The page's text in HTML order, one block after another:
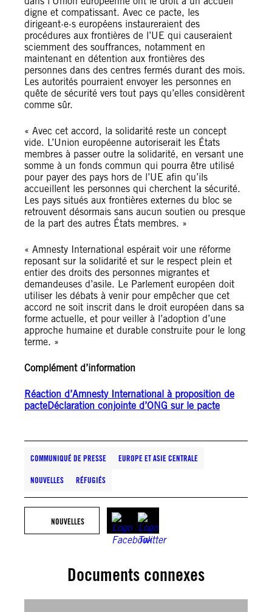
digne et compatissant. Avec ce pacte, les
dirigeant·e·s européens instaureraient des
procédures aux frontières de l’UE qui causeraient
sciemment des souffrances, notamment en
maintenant en détention aux frontières des
personnes dans des centres fermés durant des mois.
Les autorités pourraient envoyer les personnes en
quête de sécurité vers tout pays qu’elles considèrent
comme sûr.
« Avec cet accord, la solidarité reste un concept
vide. L’Union européenne autoriserait les États
membres à passer outre la solidarité, en versant une
somme à un fonds commun qui pourra être utilisé
pour payer des pays hors de l’UE afin qu’ils
accueillent les personnes qui cherchent la sécurité.
Les pays situés aux frontières externes du bloc se
retrouvent désormais sans aucun soutien ou presque
de la part des autres États membres. »
« Amnesty International espérait voir une réforme
reposant sur la solidarité et sur le respect plein et
entier des droits des personnes migrantes et
demandeuses d’asile. Le Parlement européen doit
utiliser les débats à venir pour empêcher que cet
accord ne soit inscrit dans le droit européen dans sa
forme actuelle, et pour veiller à l’adoption d’une
approche humaine et durable construite pour le long
terme. »
Complément d’information
Réaction d’Amnesty International à proposition de
pacteDéclaration conjointe d’ONG sur le pacte
COMMUNIQUÉ DE PRESSE EUROPE ET ASIE CENTRALE
NOUVELLES RÉFUGIÉS
NOUVELLES
Documents connexes